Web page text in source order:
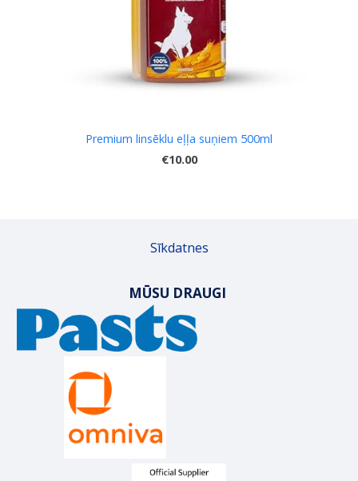
Premium linsēklu eļļa suņiem 500ml
€10.00
Sīkdatnes
MŪSU DRAUGI